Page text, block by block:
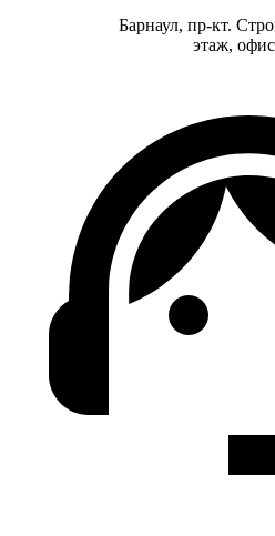
Барнаул, пр-кт.
этаж,